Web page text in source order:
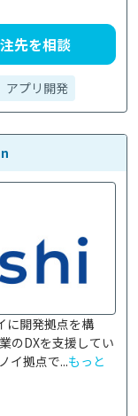
先を相談
アプリ開発
に開発拠点を構
のDXを支援してい
イ拠点で...もっと